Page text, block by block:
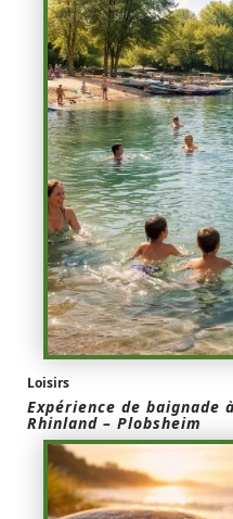
Loisirs
Expérience de baignade
Rhinland – Plobsheim